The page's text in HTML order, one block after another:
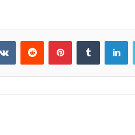
تويتر لينكدإن بينتيريست